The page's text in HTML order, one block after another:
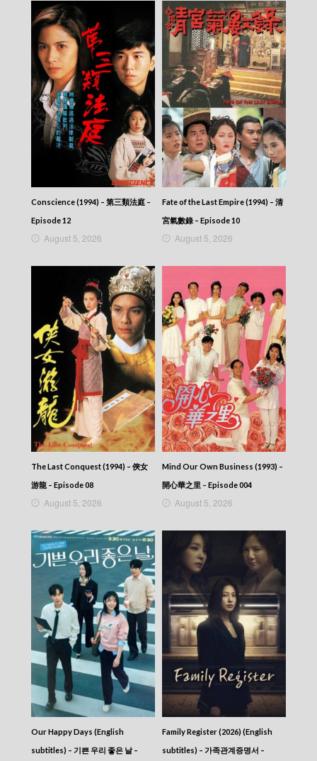
Conscience (1994) – 第三類法庭 –
Episode 12
August 5, 2026
Fate of the Last Empire (1994) – 清
宮氣數錄 – Episode 10
August 5, 2026
The Last Conquest (1994) – 俠女
游龍 – Episode 08
August 5, 2026
Mind Our Own Business (1993) –
開心華之里 – Episode 004
August 5, 2026
Our Happy Days (English
subtitles) – 기쁜 우리 좋은 날 –
Family Register (2026) (English
subtitles) – 가족관계증명서 –